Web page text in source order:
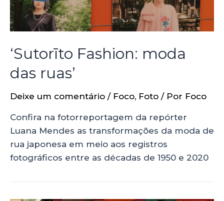
‘Sutorīto Fashion: moda
das ruas’
Deixe um comentário / Foco, Foto / Por Foco
Confira na fotorreportagem da repórter
Luana Mendes as transformações da moda de
rua japonesa em meio aos registros
fotográficos entre as décadas de 1950 e 2020